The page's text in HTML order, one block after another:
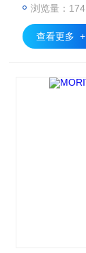
浏览量：174
查看更多 +